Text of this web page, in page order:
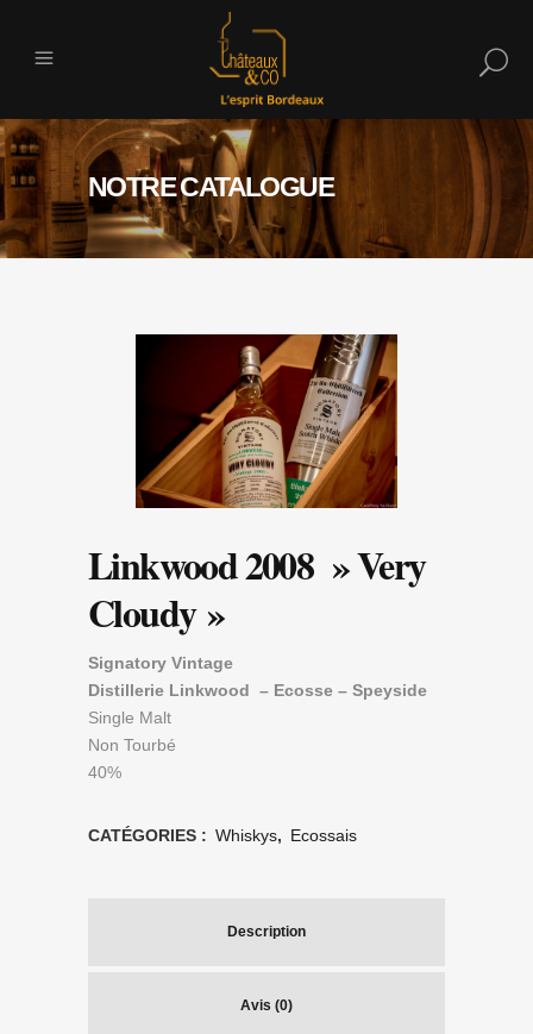
NOTRE CATALOGUE
Linkwood 2008 » Very
Cloudy »
Signatory Vintage
Distillerie Linkwood – Ecosse – Speyside
Single Malt
Non Tourbé
40%
CATÉGORIES : Whiskys, Ecossais
Description
Avis (0)